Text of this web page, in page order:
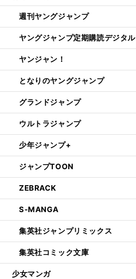
週刊ヤングジャンプ
ヤングジャンプ定期購読デジタル
ヤンジャン！
となりのヤングジャンプ
グランドジャンプ
ウルトラジャンプ
少年ジャンプ+
ジャンプTOON
ZEBRACK
S-MANGA
集英社ジャンプリミックス
集英社コミック文庫
少女マンガ